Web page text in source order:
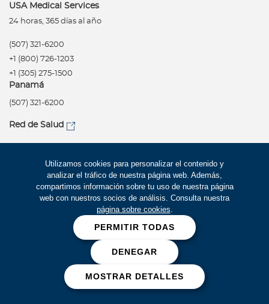
Utilizamos cookies para personalizar el contenido y
analizar el tráfico de nuestra página web. Además,
compartimos información sobre tu uso de nuestra página
web con nuestros socios de análisis. Consulta nuestra
página sobre cookies.
PERMITIR TODAS
DENEGAR
MOSTRAR DETALLES
USA Medical Services
24 horas, 365 días al año
(507) 321-6200
+1 (800) 726-1203
+1 (305) 275-1500
Panamá
(507) 321-6200
Red de Salud
Política de privacidad
Informe de calificación
Información financiera
Trabaje con Bupa
Síguenos